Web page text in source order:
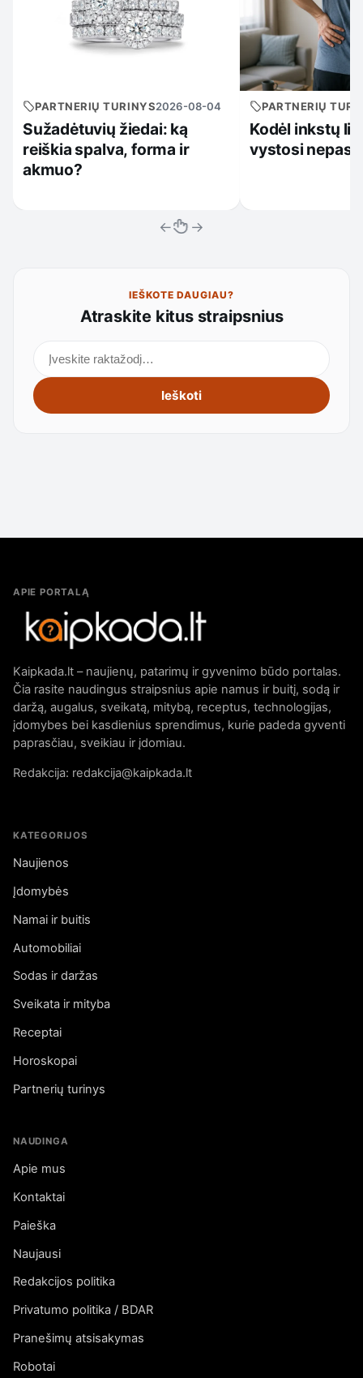
PARTNERIŲ TURINYS2026-08-04
Sužadėtuvių žiedai: ką
reiškia spalva, forma ir
akmuo?
PARTNERIŲ
Kodėl inkstų
vystosi
← →
IEŠKOTE DAUGIAU?
Atraskite kitus straipsnius
Ieškoti
APIE PORTALĄ
Kaipkada.lt – naujienų, patarimų ir gyvenimo būdo portalas.
Čia rasite naudingus straipsnius apie namus ir buitį, sodą ir
daržą, augalus, sveikatą, mitybą, receptus, technologijas,
įdomybes bei kasdienius sprendimus, kurie padeda gyventi
paprasčiau, sveikiau ir įdomiau.
Redakcija: redakcija@kaipkada.lt
KATEGORIJOS
Naujienos
Įdomybės
Namai ir buitis
Automobiliai
Sodas ir daržas
Sveikata ir mityba
Receptai
Horoskopai
Partnerių turinys
NAUDINGA
Apie mus
Kontaktai
Paieška
Naujausi
Redakcijos politika
Privatumo politika / BDAR
Pranešimų atsisakymas
Robotai